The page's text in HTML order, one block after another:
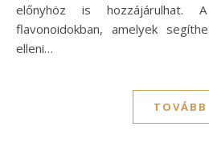
előnyhöz is hozzájárulhat.
flavonoidokban, amelyek
elleni…
TOVÁBB